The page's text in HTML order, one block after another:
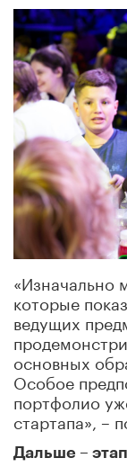
«Изначально
которые
ведущих
основных
Особое
портфолио
стартапа», –
Дальше –